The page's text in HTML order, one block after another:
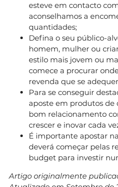
esteve em contacto
aconselhamos a
quantidades;
Defina o seu público-
homem, mulher ou
estilo mais jovem ou
comece a procurar
revenda que se
Para se conseguir
aposte em produtos de
bom relacionamento
crescer e inovar cada
É importante apostar
deverá começar pelas
budget para investir
Artigo originalmente